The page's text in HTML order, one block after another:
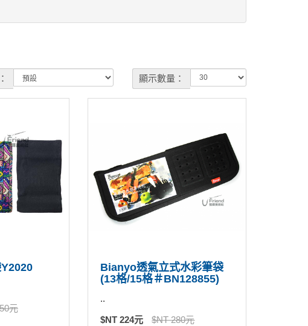
顯示數量：
元
Bianyo透氣立式水彩筆袋
(13格/15格＃BN128855)
..
$NT 224元 $NT 280元